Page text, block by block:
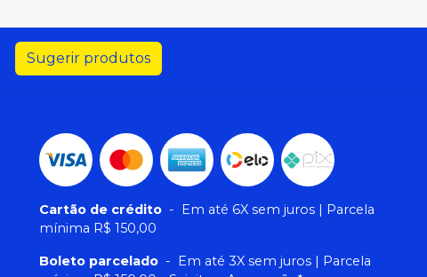
Sugerir produtos
Cartão de crédito - Em até 6X sem juros | Parcela
mínima R$ 150,00
Boleto parcelado - Em até 3X sem juros | Parcela